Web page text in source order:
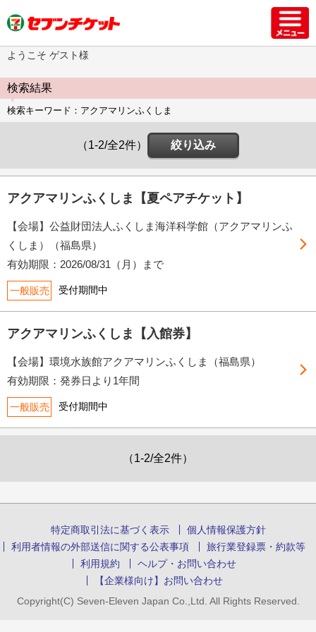
ようこそ ゲスト様
検索結果
検索キーワード：アクアマリンふくしま
（1-2/全2件） 絞り込み
アクアマリンふくしま【夏ペアチケット】
【会場】公益財団法人ふくしま海洋科学館（アクアマリンふ
くしま）（福島県）
有効期限：2026/08/31（月）まで
一般販売 受付期間中
アクアマリンふくしま【入館券】
【会場】環境水族館アクアマリンふくしま（福島県）
有効期限：発券日より1年間
一般販売 受付期間中
（1-2/全2件）
特定商取引法に基づく表示
個人情報保護方針
利用者情報の外部送信に関する公表事項
旅行業登録票・約款等
利用規約
ヘルプ・お問い合わせ
【企業様向け】お問い合わせ
Copyright(C) Seven-Eleven Japan Co.,Ltd. All Rights Reserved.